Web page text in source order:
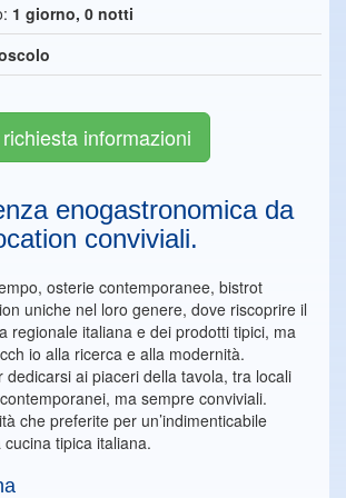
1 giorno, 0 notti
richiesta informazioni
enogastronomica da
conviviali.
osterie contemporanee, bistrot
uniche nel loro genere, dove riscoprire il
regionale italiana e dei prodotti tipici, ma
io alla ricerca e alla modernità.
dedicarsi ai piaceri della tavola, tra locali
ma sempre conviviali.
che preferite per un’indimenticabile
tipica italiana.